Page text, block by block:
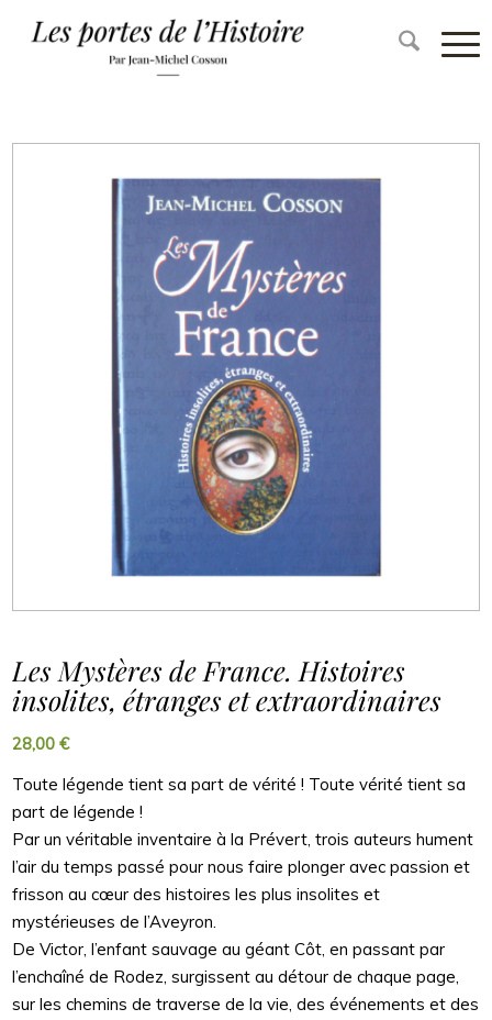
Les Mystères de France. Histoires
insolites, étranges et extraordinaires
28,00€
Toute légende tient sa part de vérité ! Toute vérité tient sa
part de légende !
Par un véritable inventaire à la Prévert, trois auteurs hument
l’air du temps passé pour nous faire plonger avec passion et
frisson au cœur des histoires les plus insolites et
mystérieuses de l’Aveyron.
De Victor, l’enfant sauvage au géant Côt, en passant par
l’enchaîné de Rodez, surgissent au détour de chaque page,
sur les chemins de traverse de la vie, des événements et des